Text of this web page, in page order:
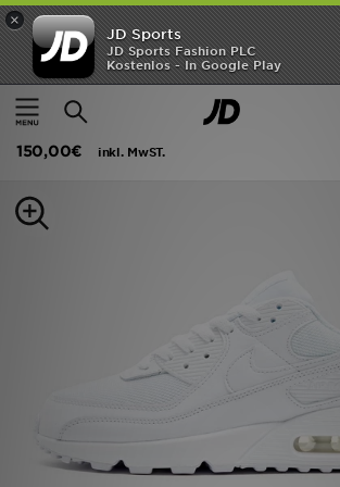
×
JD Sports
JD Sports Fashion PLC
Kostenlos - In Google Play
Startseite
Herren Herrenschuhe Sneakers
Nike Air Max 90
150,00€
inkl. MwST.
Startseite
ANGEBOTE
Herren
JD Exklusives